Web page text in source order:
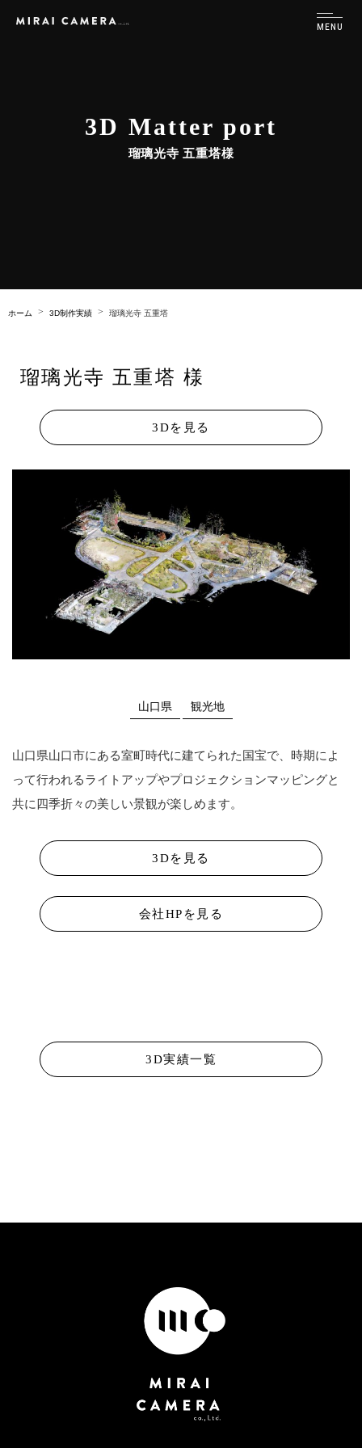
3D Matter port
瑠璃光寺 五重塔様
ホーム 3D制作実績 瑠璃光寺 五重塔
瑠璃光寺 五重塔 様
3Dを見る
山口県 観光地
山口県山口市にある室町時代に建てられた国宝で、時期によ
って行われるライトアップやプロジェクションマッピングと
共に四季折々の美しい景観が楽しめます。
3Dを見る
会社HPを見る
3D実績一覧